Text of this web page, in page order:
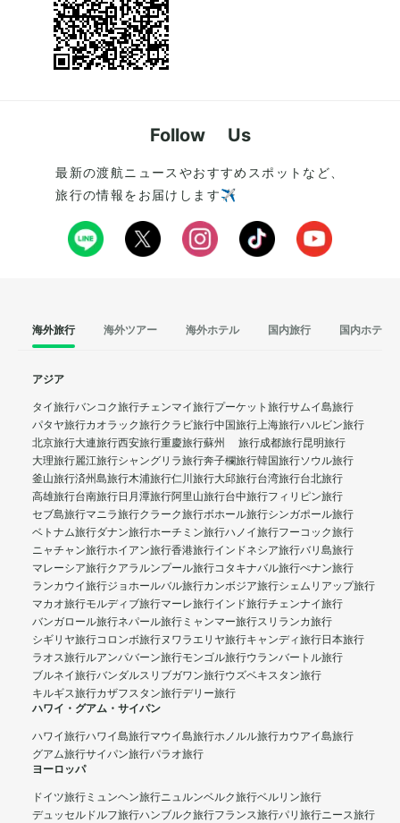
Follow Us
最新の渡航ニュースやおすすめスポットなど、
旅行の情報をお届けします✈️
海外旅行 海外ツアー 海外ホテル 国内旅行 国内ホテル
アジア
タイ旅行バンコク旅行チェンマイ旅行プーケット旅行サムイ島旅行
パタヤ旅行カオラック旅行クラビ旅行中国旅行上海旅行ハルビン旅行
北京旅行大連旅行西安旅行重慶旅行蘇州 旅行成都旅行昆明旅行
大理旅行麗江旅行シャングリラ旅行奔子欄旅行韓国旅行ソウル旅行
釜山旅行済州島旅行木浦旅行仁川旅行大邱旅行台湾旅行台北旅行
高雄旅行台南旅行日月潭旅行阿里山旅行台中旅行フィリピン旅行
セブ島旅行マニラ旅行クラーク旅行ボホール旅行シンガポール旅行
ベトナム旅行ダナン旅行ホーチミン旅行ハノイ旅行フーコック旅行
ニャチャン旅行ホイアン旅行香港旅行インドネシア旅行バリ島旅行
マレーシア旅行クアラルンプール旅行コタキナバル旅行ぺナン旅行
ランカウイ旅行ジョホールバル旅行カンボジア旅行シェムリアップ旅行
マカオ旅行モルディブ旅行マーレ旅行インド旅行チェンナイ旅行
バンガロール旅行ネパール旅行 ミャンマー旅行スリランカ旅行
シギリヤ旅行コロンボ旅行ヌワラエリヤ旅行キャンディ旅行日本旅行
ラオス旅行ルアンパバーン旅行モンゴル旅行ウランバートル旅行
ブルネイ旅行バンダルスリブガワン旅行ウズベキスタン旅行
キルギス旅行カザフスタン旅行デリー旅行
ハワイ・グアム・サイパン
ハワイ旅行ハワイ島旅行マウイ島旅行ホノルル旅行カウアイ島旅行
グアム旅行サイパン旅行パラオ旅行
ヨーロッパ
ドイツ旅行 ミュンヘン旅行ニュルンベルク旅行ベルリン旅行
デュッセルドルフ旅行ハンブルク旅行フランス旅行パリ旅行ニース旅行